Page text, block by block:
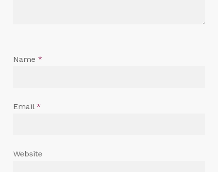
Name *
Email *
Website